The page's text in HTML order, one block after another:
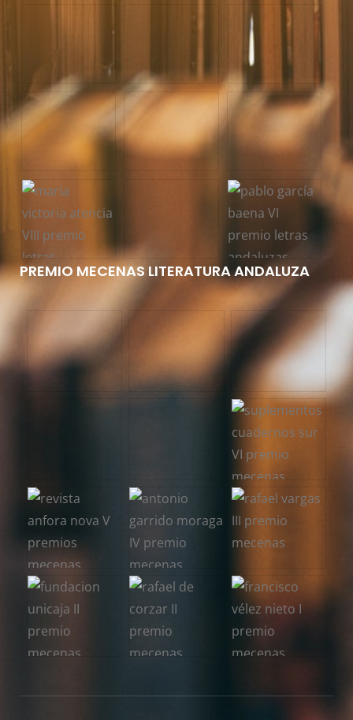
PREMIO MECENAS LITERATURA ANDALUZA